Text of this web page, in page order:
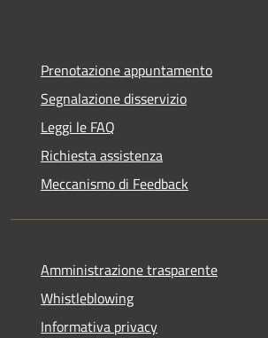
Prenotazione appuntamento
Segnalazione disservizio
Leggi le FAQ
Richiesta assistenza
Meccanismo di Feedback
Amministrazione trasparente
Whistleblowing
Informativa privacy